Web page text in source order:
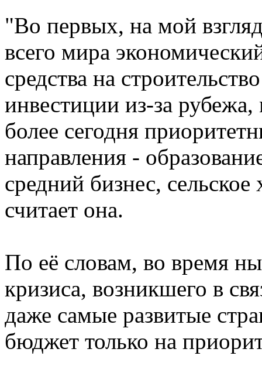
"Во первых, на мой
всего мира
средства на
инвестиции из-за
более сегодня
направления -
средний бизнес,
считает она.
По её словам, во время
кризиса, возникшего в
даже самые развитые
бюджет только на